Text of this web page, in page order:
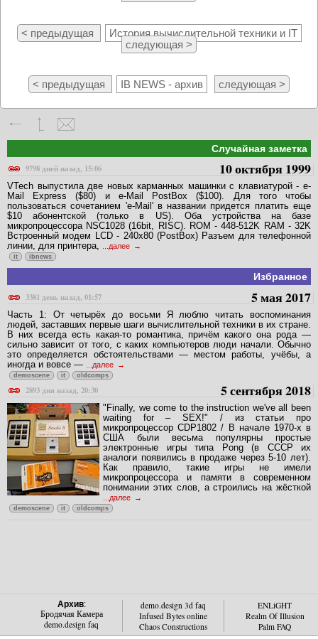
< предыдущая
История вычислительной техники и IT
следующая >
< предыдущая IB NEWS - архив следующая >
Случайная заметка
9798 дней назад, 15:06
10 октября 1999
VTech выпустила две новых карманных машинки с клавиатурой - e-
Mail Express ($80) и e-Mail PostBox ($100). Для того чтобы
пользоваться сочетанием 'e-Mail' в названии придется платить еще
$10 абонентской (только в US). Оба устройства на базе
микропроцессора NSC1028 (16bit, RISC). ROM - 448-512K RAM - 32K
Встроенный модем LCD - 240x80 (PostBox) Разъем для телефонной
линии, для принтера,
...далее
it ibnews
Избранное
3381 день назад, 01:57
5 мая 2017
Часть 1: От четырёх до восьми Я люблю читать воспоминания
людей, заставших первые шаги вычислительной техники в их стране.
В них всегда есть какая-то романтика, причём какого она рода —
сильно зависит от того, с каких компьютеров люди начали. Обычно
это определяется обстоятельствами — местом работы, учёбы, а
иногда и вовсе —
...далее
demoscene it oldcomps
2893 дня назад, 20:30 5 сентября 2018
"Finally, we come to the instruction we've all been
waiting for – SEX!" / из статьи про
микропроцессор CDP1802 / В начале 1970-х в
США были весьма популярны простые
электронные игры типа Pong (в СССР их
аналоги появились в продаже через 5-10 лет).
Как правило, такие игры не имели
микропроцессора и памяти в современном
понимании этих слов, а строились на жёсткой
...далее
demoscene it oldcomps
Архив:
Бродячая Камера
demo.design faq
demo.design 3d faq
Infused Bytes online
Chaos Constructions
ENLiGHT
Realm Of Illusion
Palm FAQ